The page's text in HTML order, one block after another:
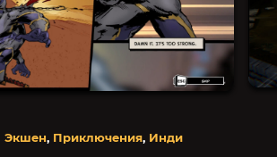
Экшен, Приключения, Инди